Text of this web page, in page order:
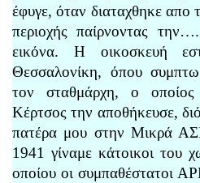
έφυγε, όταν διαταχθηκε απο
περιοχής παίρνοντας
εικόνα. Η οικοσκευή
Θεσσαλονίκη, όπου
τον σταθμάρχη, ο
Κέρτσος την αποθήκευσε,
πατέρα μου στην Μικρά
1941 γίναμε κάτοικοι
οποίου οι συμπαθέστατοι